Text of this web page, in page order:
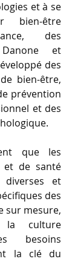
et à se
bien-être
des
et
des
bien-être,
prévention
et des
que les
et de santé
diverses et
des
sur mesure,
culture
besoins
la clé du